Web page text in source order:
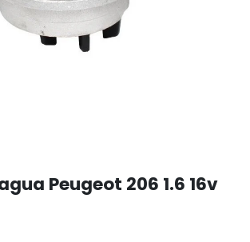
Peugeot 206 1.6 16v